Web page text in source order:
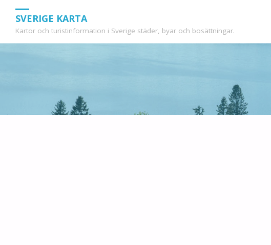
SVERIGE KARTA
Kartor och turistinformation i Sverige städer, byar och bosättningar.